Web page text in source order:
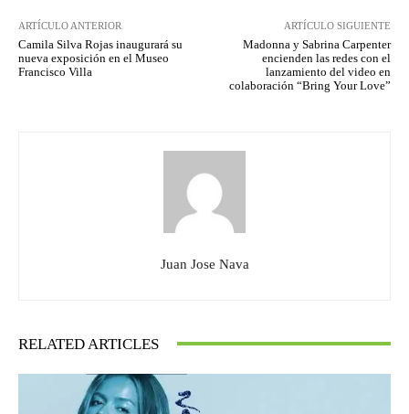
ARTÍCULO ANTERIOR
Camila Silva Rojas inaugurará su
nueva exposición en el Museo
Francisco Villa
ARTÍCULO SIGUIENTE
Madonna y Sabrina Carpenter
encienden las redes con el
lanzamiento del video en
colaboración “Bring Your Love”
Juan Jose Nava
RELATED ARTICLES